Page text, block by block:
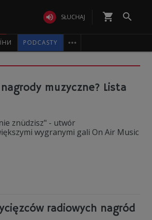
 SŁUCHAJ shopping_cart 
PODCASTY 
muzyczne? Lista
znüdzisz" - utwór
wygranymi gali On Air Music
radiowych nagród